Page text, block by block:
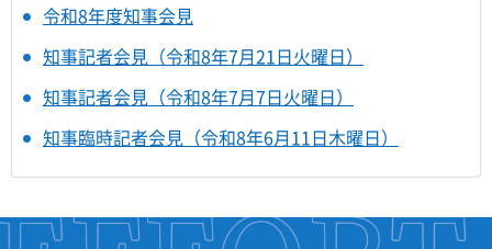
令和8年度知事会見
知事記者会見（令和8年7月21日火曜日）
知事記者会見（令和8年7月7日火曜日）
知事臨時記者会見（令和8年6月11日木曜日）